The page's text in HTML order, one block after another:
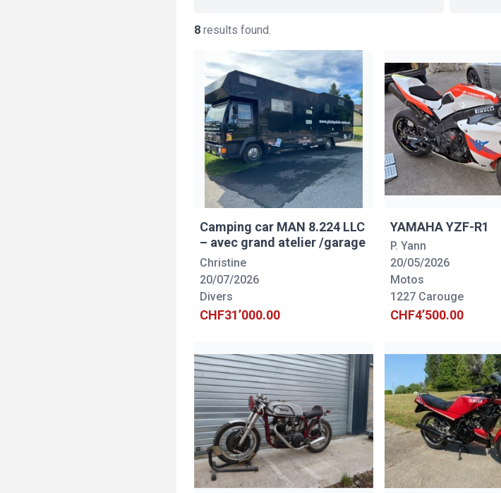
8 results found.
Camping car MAN 8.224 LLC
– avec grand atelier /garage
Christine
20/07/2026
Divers
CHF31’000.00
YAMAHA YZF-R1
P. Yann
20/05/2026
Motos
1227 Carouge
CHF4’500.00